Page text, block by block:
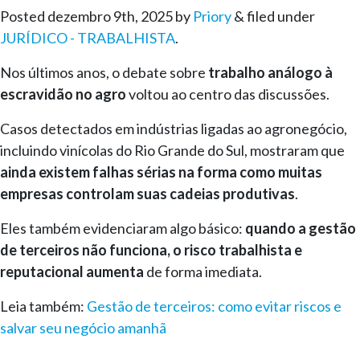
Posted dezembro 9th, 2025by Priory&filed under
JURÍDICO - TRABALHISTA.
Nos últimos anos, o debate sobre trabalho análogo à
escravidão no agrovoltou ao centro das discussões.
Casos detectados em indústrias ligadas ao agronegócio,
incluindo vinícolas do Rio Grande do Sul, mostraram que
ainda existem falhas sérias na forma como muitas
empresas controlam suas cadeias produtivas.
Eles também evidenciaram algo básico: quando a gestão
de terceiros não funciona, o risco trabalhista e
reputacional aumenta de forma imediata.
Leia também: Gestão de terceiros: como evitar riscos e
salvar seu negócio amanhã